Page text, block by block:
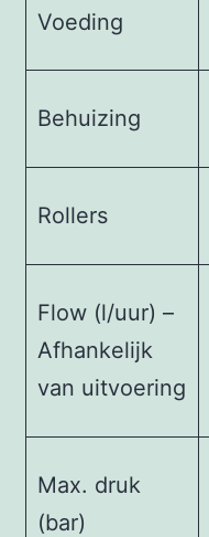
Voeding
Behuizing
Rollers
Flow (l/uur) –
Afhankelijk
van uitvoering
Max. druk
(bar)